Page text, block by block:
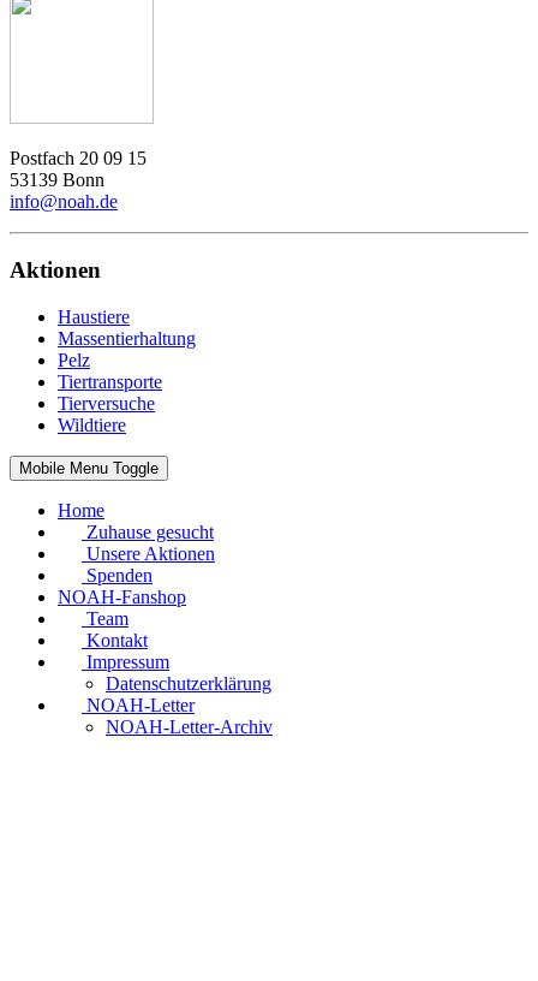
Postfach 20 09 15
53139 Bonn
info@noah.de
Aktionen
Haustiere
Massentierhaltung
Pelz
Tiertransporte
Tierversuche
Wildtiere
Mobile Menu Toggle
Home
Zuhause gesucht
Unsere Aktionen
Spenden
NOAH-Fanshop
Team
Kontakt
Impressum
Datenschutzerklärung
NOAH-Letter
NOAH-Letter-Archiv